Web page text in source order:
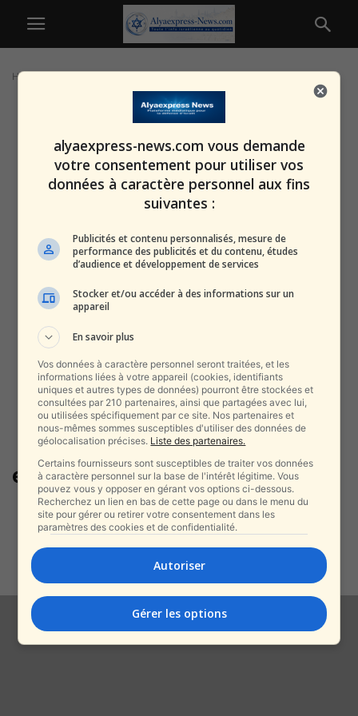
Home
enterrement Ashdod
Drame à Ashdod : Un érudit
religieux retrouvé sans vie
alxprss_sab - 17 février 2025
alyaexpress-news.com vous demande
votre consentement pour utiliser vos
données à caractère personnel aux fins
suivantes :
Publicités et contenu personnalisés, mesure de
performance des publicités et du contenu, études
d’audience et développement de services
Stocker et/ou accéder à des informations sur un
appareil
En savoir plus
Vos données à caractère personnel seront traitées, et les
informations liées à votre appareil (cookies, identifiants
uniques et autres types de données) pourront être stockées et
consultées par 210 partenaires, ainsi que partagées avec lui,
ou utilisées spécifiquement par ce site. Nos partenaires et
nous-mêmes sommes susceptibles d'utiliser des données de
géolocalisation précises. Liste des partenaires.
Certains fournisseurs sont susceptibles de traiter vos données
à caractère personnel sur la base de l'intérêt légitime. Vous
pouvez vous y opposer en gérant vos options ci-dessous.
Recherchez un lien en bas de cette page ou dans le menu du
site pour gérer ou retirer votre consentement dans les
paramètres des cookies et de confidentialité.
Autoriser
Gérer les options